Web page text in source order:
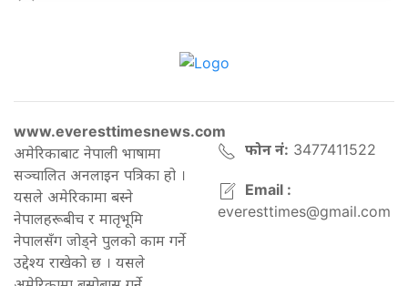
www.everesttimesnews.com
अमेरिकाबाट नेपाली भाषामा
सञ्चालित अनलाइन पत्रिका हो ।
यसले अमेरिकामा बस्ने
नेपालहरूबीच र मातृभूमि
नेपालसँग जोड्ने पुलको काम गर्ने
उद्देश्य राखेको छ । यसले
फोन नं: 3477411522
Email :
everesttimes@gmail.com